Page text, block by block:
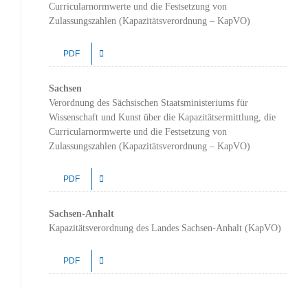
Curricularnormwerte und die Festsetzung von
Zulassungszahlen (Kapazitätsverordnung – KapVO)
PDF
Sachsen
Verordnung des Sächsischen Staatsministeriums für
Wissenschaft und Kunst über die Kapazitätsermittlung, die
Curricularnormwerte und die Festsetzung von
Zulassungszahlen (Kapazitätsverordnung – KapVO)
PDF
Sachsen-Anhalt
Kapazitätsverordnung des Landes Sachsen-Anhalt (KapVO)
PDF